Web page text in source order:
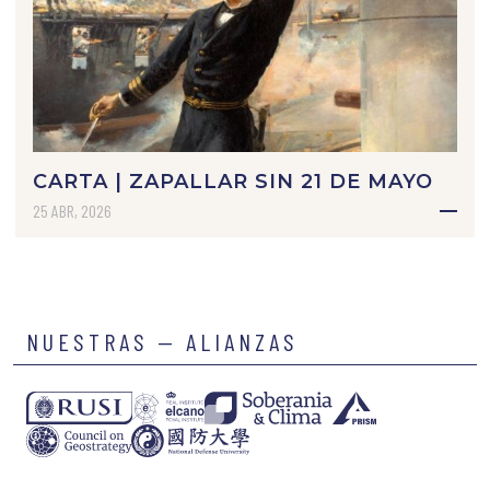
CARTA | ZAPALLAR SIN 21 DE MAYO
25 ABR, 2026
NUESTRAS — ALIANZAS